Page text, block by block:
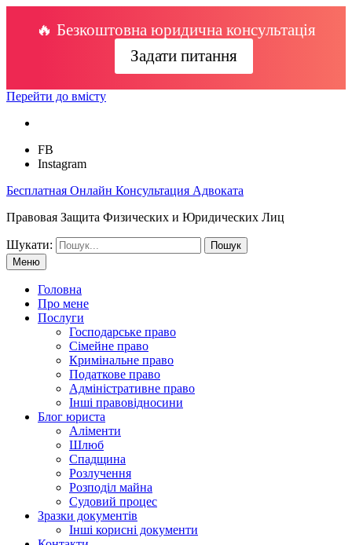
🔥 Безкоштовна юридична консультація
Задати питання
Перейти до вмісту
FB
Instagram
Бесплатная Онлайн Консультация Адвоката
Правовая Защита Физических и Юридических Лиц
Шукати:
Меню
Головна
Про мене
Послуги
Господарське право
Сімейне право
Кримінальне право
Податкове право
Адміністративне право
Інші правовідносини
Блог юриста
Аліменти
Шлюб
Спадщина
Розлучення
Розподіл майна
Судовий процес
Зразки документів
Інші корисні документи